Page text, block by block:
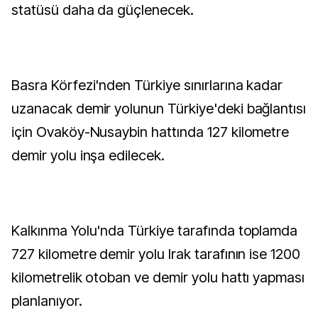
statüsü daha da güçlenecek.
Basra Körfezi'nden Türkiye sınırlarına kadar
uzanacak demir yolunun Türkiye'deki bağlantısı
için Ovaköy-Nusaybin hattında 127 kilometre
demir yolu inşa edilecek.
Kalkınma Yolu'nda Türkiye tarafında toplamda
727 kilometre demir yolu Irak tarafının ise 1200
kilometrelik otoban ve demir yolu hattı yapması
planlanıyor.